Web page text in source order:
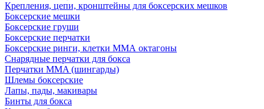
Крепления, цепи, кронштейны для боксерских мешков
Боксерские мешки
Боксерские груши
Боксерские перчатки
Боксерские ринги, клетки ММА октагоны
Снарядные перчатки для бокса
Перчатки MMA (шингарды)
Шлемы боксерские
Лапы, пады, макивары
Бинты для бокса